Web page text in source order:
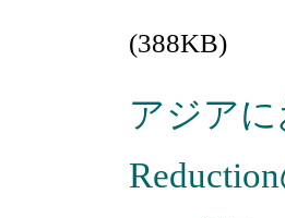
(388KB)
アジア